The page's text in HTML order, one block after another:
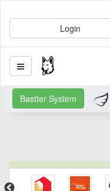
Login
Bastter System